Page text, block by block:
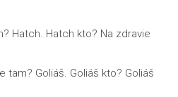
Hatch. Hatch kto? Na zdravie
tam? Goliáš. Goliáš kto? Goliáš